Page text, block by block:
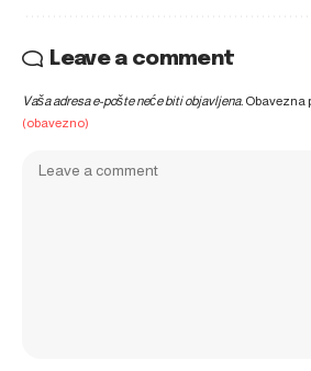
Leave a comment
Vaša adresa e-pošte neće biti objavljena. Obavezna
(obavezno)